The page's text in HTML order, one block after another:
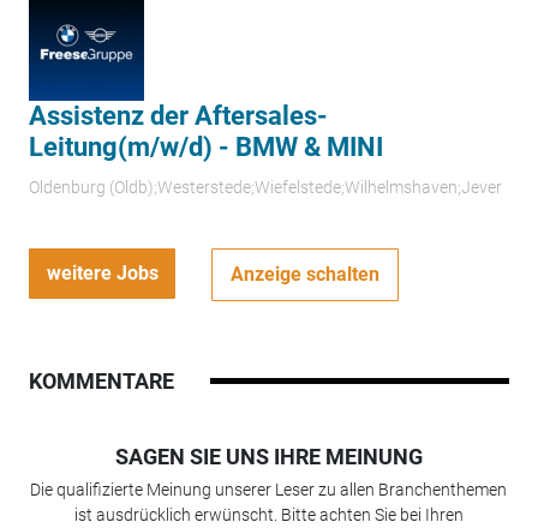
Assistenz der Aftersales-
Leitung(m/w/d) - BMW & MINI
Oldenburg (Oldb);Westerstede;Wiefelstede;Wilhelmshaven;Jever
weitere Jobs Anzeige schalten
KOMMENTARE
SAGEN SIE UNS IHRE MEINUNG
Die qualifizierte Meinung unserer Leser zu allen Branchenthemen
ist ausdrücklich erwünscht. Bitte achten Sie bei Ihren